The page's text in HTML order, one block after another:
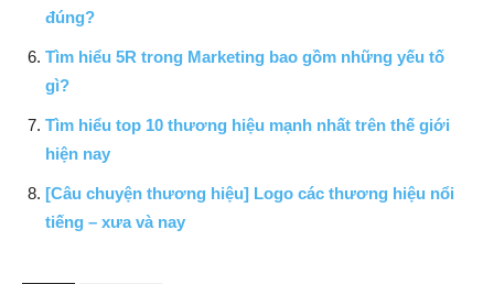
đúng?
Tìm hiểu 5R trong Marketing bao gồm những yếu tố
gì?
Tìm hiểu top 10 thương hiệu mạnh nhất trên thế giới
hiện nay
[Câu chuyện thương hiệu] Logo các thương hiệu nổi
tiếng – xưa và nay